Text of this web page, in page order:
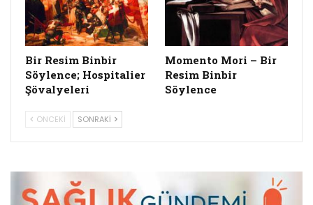
Bir Resim Binbir
Söylence; Hospitalier
Şövalyeleri
Momento Mori – Bir
Resim Binbir
Söylence
ÖNCEKI SONRAKI